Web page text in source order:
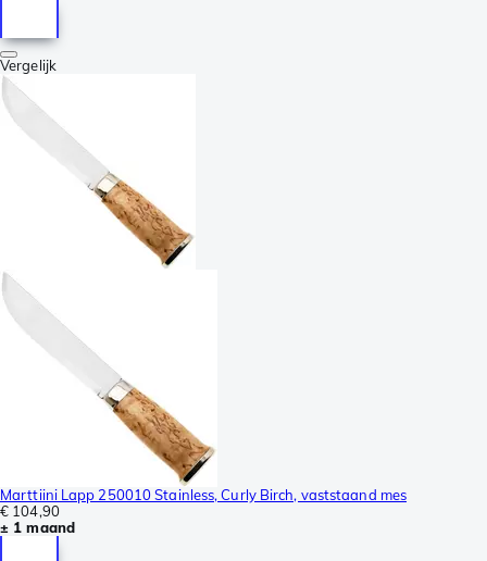
Vergelijk
Marttiini Lapp 250010 Stainless, Curly Birch, vaststaand mes
€ 104,90
± 1 maand